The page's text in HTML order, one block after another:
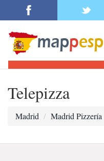
Telepizza
Madrid Madrid Pizzería